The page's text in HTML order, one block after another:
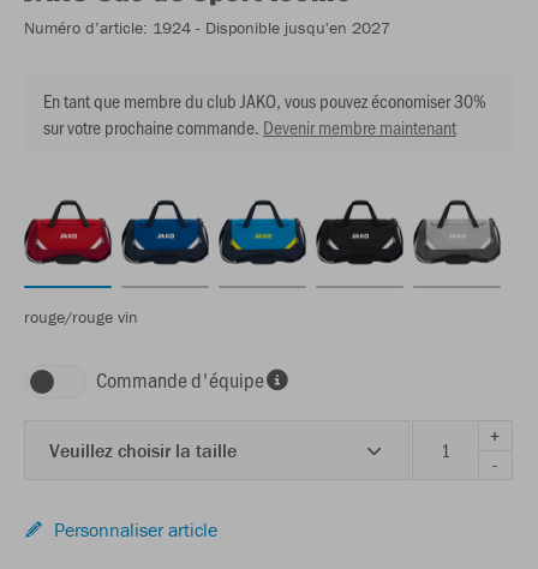
Numéro d’article: 1924 - Disponible jusqu'en 2027
En tant que membre du club JAKO, vous pouvez économiser 30%
sur votre prochaine commande. Devenir membre maintenant
rouge/rouge vin
Commande d'équipe
Veuillez choisir la taille
+
-
Personnaliser article